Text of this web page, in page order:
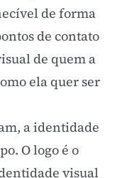
de forma
de contato
de quem a
ela quer ser
a identidade
O logo é o
visual